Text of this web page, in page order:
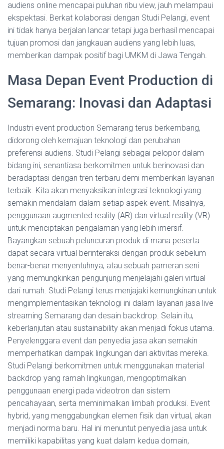
audiens online mencapai puluhan ribu view, jauh melampaui
ekspektasi. Berkat kolaborasi dengan Studi Pelangi, event
ini tidak hanya berjalan lancar tetapi juga berhasil mencapai
tujuan promosi dan jangkauan audiens yang lebih luas,
memberikan dampak positif bagi UMKM di Jawa Tengah.
Masa Depan Event Production di
Semarang: Inovasi dan Adaptasi
Industri event production Semarang terus berkembang,
didorong oleh kemajuan teknologi dan perubahan
preferensi audiens. Studi Pelangi sebagai pelopor dalam
bidang ini, senantiasa berkomitmen untuk berinovasi dan
beradaptasi dengan tren terbaru demi memberikan layanan
terbaik. Kita akan menyaksikan integrasi teknologi yang
semakin mendalam dalam setiap aspek event. Misalnya,
penggunaan augmented reality (AR) dan virtual reality (VR)
untuk menciptakan pengalaman yang lebih imersif.
Bayangkan sebuah peluncuran produk di mana peserta
dapat secara virtual berinteraksi dengan produk sebelum
benar-benar menyentuhnya, atau sebuah pameran seni
yang memungkinkan pengunjung menjelajahi galeri virtual
dari rumah. Studi Pelangi terus menjajaki kemungkinan untuk
mengimplementasikan teknologi ini dalam layanan jasa live
streaming Semarang dan desain backdrop. Selain itu,
keberlanjutan atau sustainability akan menjadi fokus utama.
Penyelenggara event dan penyedia jasa akan semakin
memperhatikan dampak lingkungan dari aktivitas mereka.
Studi Pelangi berkomitmen untuk menggunakan material
backdrop yang ramah lingkungan, mengoptimalkan
penggunaan energi pada videotron dan sistem
pencahayaan, serta meminimalkan limbah produksi. Event
hybrid, yang menggabungkan elemen fisik dan virtual, akan
menjadi norma baru. Hal ini menuntut penyedia jasa untuk
memiliki kapabilitas yang kuat dalam kedua domain,